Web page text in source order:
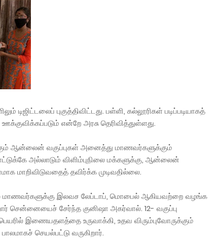
டிஜிட்டலைப் புகுத்திவிட்டது. பள்ளி, கல்லூரிகள் படிப்படியாகத்
என்றே அரசு தெரிவித்துள்ளது.
ஆன்லைன் வகுப்புகள் அனைத்து மாணவர்களுக்கும்
அல்லாடும் விளிம்புநிலை மக்களுக்கு, ஆன்லைன்
மாறிவிடுவதைத் தவிர்க்க முடிவதில்லை.
மாணவர்களுக்கு இலவச லேப்டாப், மொபைல் ஆகியவற்றை வழங்க
சென்னையைச் சேர்ந்த குனிஷா அகர்வால். 12- வகுப்பு
இணையதளத்தை உருவாக்கி, உதவ விரும்புவோருக்கும்
செயல்பட்டு வருகிறார்.